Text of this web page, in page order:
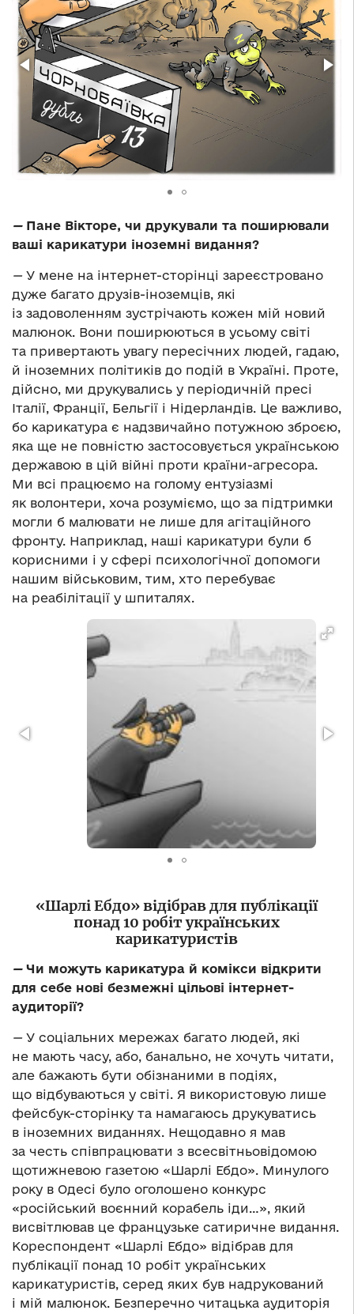
—Пане Вікторе, чи друкували та поширювали
ваші карикатури іноземні видання?
—У мене на інтернет-сторінці зареєстровано
дуже багато друзів-іноземців, які
із задоволенням зустрічають кожен мій новий
малюнок. Вони поширюються в усьому світі
та привертають увагу пересічних людей, гадаю,
й іноземних політиків до подій в Україні. Проте,
дійсно, ми друкувались у періодичній пресі
Італії, Франції, Бельгії і Нідерландів. Це важливо,
бо карикатура є надзвичайно потужною зброєю,
яка ще не повністю застосовується українською
державою в цій війні проти країни-агресора.
Ми всі працюємо на голому ентузіазмі
як волонтери, хоча розуміємо, що за підтримки
могли б малювати не лише для агітаційного
фронту. Наприклад, наші карикатури були б
корисними і у сфері психологічної допомоги
нашим військовим, тим, хто перебуває
на реабілітації у шпиталях.
«Шарлі Ебдо» відібрав для публікації
понад 10 робіт українських
карикатуристів
—Чи можуть карикатура й комікси відкрити
для себе нові безмежні цільові інтернет-
аудиторії?
— У соціальних мережах багато людей, які
не мають часу, або, банально, не хочуть читати,
але бажають бути обізнаними в подіях,
що відбуваються у світі. Я використовую лише
фейсбук-сторінку та намагаюсь друкуватись
в іноземних виданнях. Нещодавно я мав
за честь співпрацювати з всесвітньовідомою
щотижневою газетою «Шарлі Ебдо». Минулого
року в Одесі було оголошено конкурс
«російський воєнний корабель іди…», який
висвітлював це французьке сатиричне видання.
Кореспондент «Шарлі Ебдо» відібрав для
публікації понад 10 робіт українських
карикатуристів, серед яких був надрукований
і мій малюнок. Безперечно читацька аудиторія